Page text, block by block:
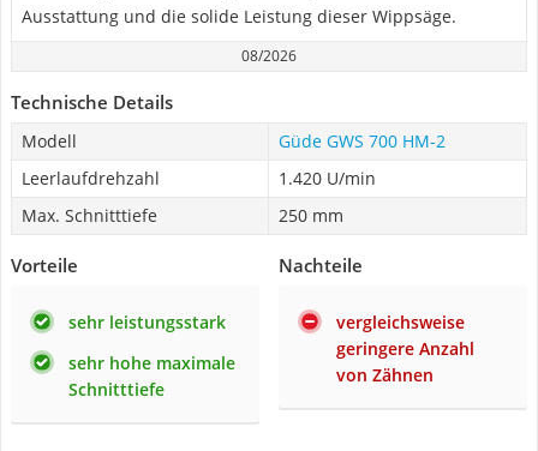
Ausstattung und die solide Leistung dieser Wippsäge.
08/2026
Technische Details
Modell
Güde GWS 700 HM-2
Leerlaufdrehzahl
1.420 U/min
Max. Schnitttiefe
250 mm
Vorteile
sehr leistungsstark
sehr hohe maximale
Schnitttiefe
Nachteile
vergleichsweise
geringere Anzahl
von Zähnen